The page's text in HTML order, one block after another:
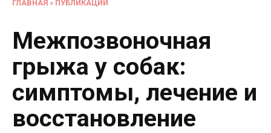
ГЛАВНАЯ » ПУБЛИКАЦИИ
Межпозвоночная
грыжа у собак:
симптомы, лечение и
восстановление